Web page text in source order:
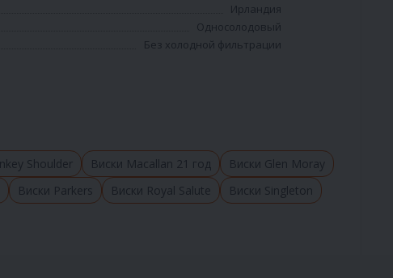
Ирландия
Односолодовый
Без холодной фильтрации
Shoulder Виски Macallan 21 год
Виски Glen Moray
Виски Parkers Виски Royal Salute
Виски Singleton